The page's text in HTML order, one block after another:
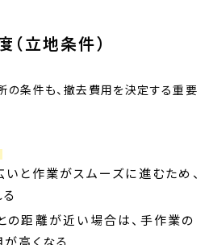
立地条件）
の条件も、撤去費用を決定する重要
と作業がスムーズに進むため、
の距離が近い場合は、手作業の
高くなる